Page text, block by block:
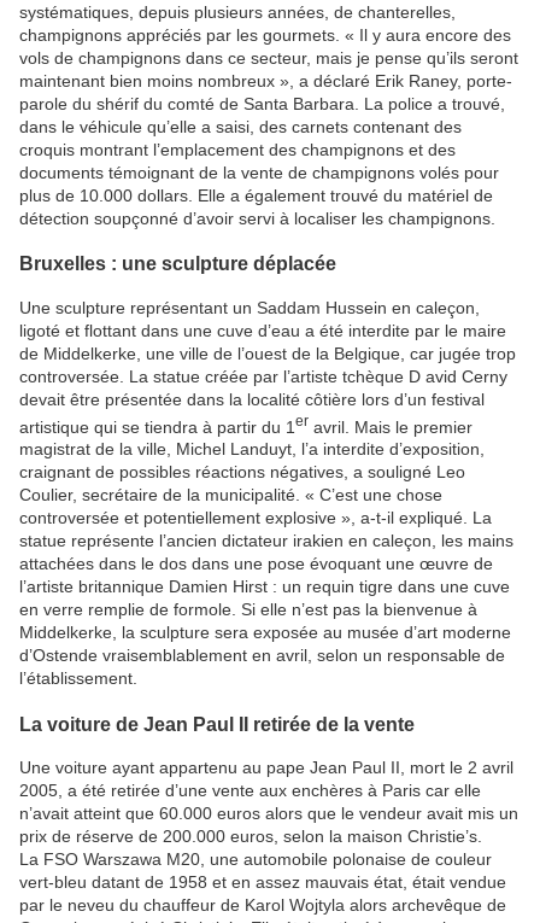
systématiques, depuis plusieurs années, de chanterelles,
champignons appréciés par les gourmets. « Il y aura encore des
vols de champignons dans ce secteur, mais je pense qu’ils seront
maintenant bien moins nombreux », a déclaré Erik Raney, porte-
parole du shérif du comté de Santa Barbara. La police a trouvé,
dans le véhicule qu’elle a saisi, des carnets contenant des
croquis montrant l’emplacement des champignons et des
documents témoignant de la vente de champignons volés pour
plus de 10.000 dollars. Elle a également trouvé du matériel de
détection soupçonné d’avoir servi à localiser les champignons.
Bruxelles : une sculpture déplacée
Une sculpture représentant un Saddam Hussein en caleçon,
ligoté et flottant dans une cuve d’eau a été interdite par le maire
de Middelkerke, une ville de l’ouest de la Belgique, car jugée trop
controversée. La statue créée par l’artiste tchèque D avid Cerny
devait être présentée dans la localité côtière lors d’un festival
artistique qui se tiendra à partir du 1 er avril. Mais le premier
magistrat de la ville, Michel Landuyt, l’a interdite d’exposition,
craignant de possibles réactions négatives, a souligné Leo
Coulier, secrétaire de la municipalité. « C’est une chose
controversée et potentiellement explosive », a-t-il expliqué. La
statue représente l’ancien dictateur irakien en caleçon, les mains
attachées dans le dos dans une pose évoquant une œuvre de
l’artiste britannique Damien Hirst : un requin tigre dans une cuve
en verre remplie de formole. Si elle n’est pas la bienvenue à
Middelkerke, la sculpture sera exposée au musée d’art moderne
d’Ostende vraisemblablement en avril, selon un responsable de
l’établissement.
La voiture de Jean Paul II retirée de la vente
Une voiture ayant appartenu au pape Jean Paul II, mort le 2 avril
2005, a été retirée d’une vente aux enchères à Paris car elle
n’avait atteint que 60.000 euros alors que le vendeur avait mis un
prix de réserve de 200.000 euros, selon la maison Christie’s.
La FSO Warszawa M20, une automobile polonaise de couleur
vert-bleu datant de 1958 et en assez mauvais état, était vendue
par le neveu du chauffeur de Karol Wojtyla alors archevêque de